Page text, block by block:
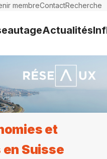
membreContactRecherche
Actualités
et
Suisse